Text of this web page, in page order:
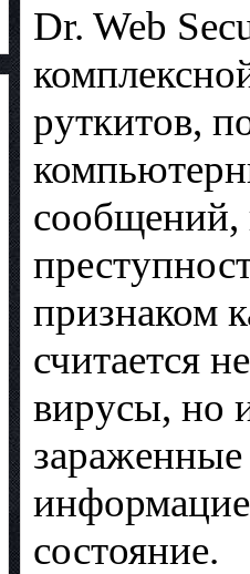
Dr. Web
руткитов,
сообщений,
признаком
считается
вирусы, но
зараженные
состояние.